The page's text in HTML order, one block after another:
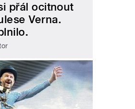
přál ocitnout
Verna.